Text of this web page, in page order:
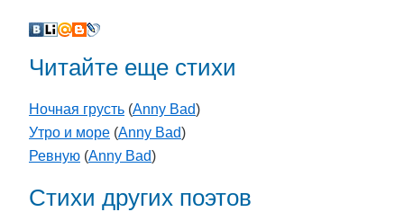
Читайте еще стихи
Ночная грусть (Anny Bad)
Утро и море (Anny Bad)
Ревную (Anny Bad)
Стихи других поэтов